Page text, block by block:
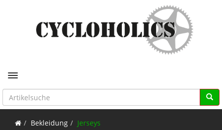
Toggle navigation
Bekleidung Jerseys